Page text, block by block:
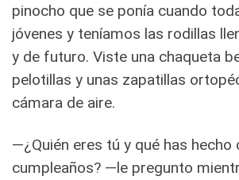
pinocho que se ponía cuando
jóvenes y teníamos las rodillas
y de futuro. Viste una chaqueta
pelotillas y unas zapatillas
cámara de aire.
—¿Quién eres tú y qué has hecho
cumpleaños? —le pregunto